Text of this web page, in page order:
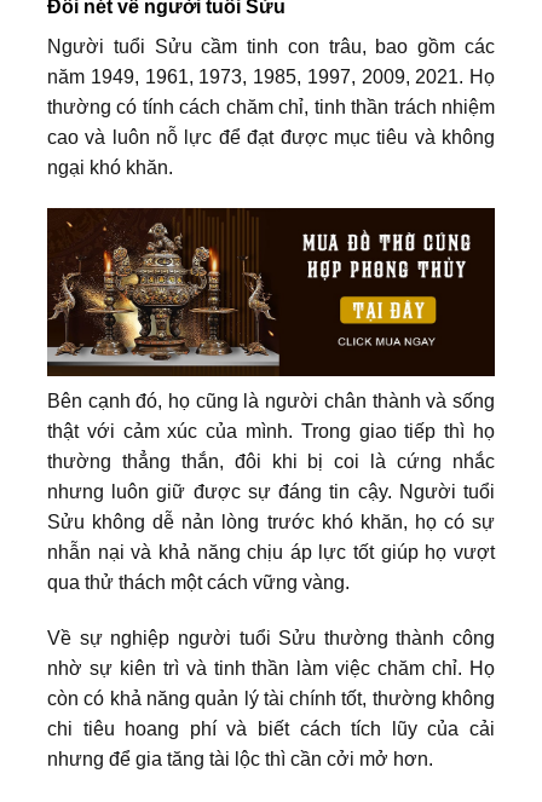
Đôi nét về người tuổi Sửu
Người tuổi Sửu cầm tinh con trâu, bao gồm các
năm 1949, 1961, 1973, 1985, 1997, 2009, 2021. Họ
thường có tính cách chăm chỉ, tinh thần trách nhiệm
cao và luôn nỗ lực để đạt được mục tiêu và không
ngại khó khăn.
Bên cạnh đó, họ cũng là người chân thành và sống
thật với cảm xúc của mình. Trong giao tiếp thì họ
thường thẳng thắn, đôi khi bị coi là cứng nhắc
nhưng luôn giữ được sự đáng tin cậy. Người tuổi
Sửu không dễ nản lòng trước khó khăn, họ có sự
nhẫn nại và khả năng chịu áp lực tốt giúp họ vượt
qua thử thách một cách vững vàng.
Về sự nghiệp người tuổi Sửu thường thành công
nhờ sự kiên trì và tinh thần làm việc chăm chỉ. Họ
còn có khả năng quản lý tài chính tốt, thường không
chi tiêu hoang phí và biết cách tích lũy của cải
nhưng để gia tăng tài lộc thì cần cởi mở hơn.